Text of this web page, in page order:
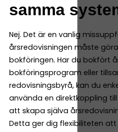
samma
Nej. Det är en vanlig
årsredovisningen måste
bokföringen. Har du bokfört
bokföringsprogram eller
redovisningsbyrå, kan du
använda en direktkoppling
att skapa själva
Detta ger dig flexibiliteten